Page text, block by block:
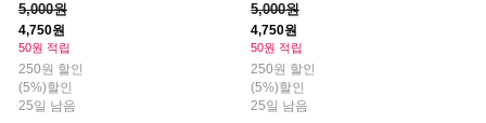
5,000원
4,750원
50원 적립
250원 할인
(5%)할인
25일 남음
5,000원
4,750원
50원 적립
250원 할인
(5%)할인
25일 남음